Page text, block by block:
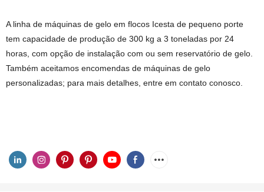
A linha de máquinas de gelo em flocos Icesta de pequeno porte
tem capacidade de produção de 300 kg a 3 toneladas por 24
horas, com opção de instalação com ou sem reservatório de gelo.
Também aceitamos encomendas de máquinas de gelo
personalizadas; para mais detalhes, entre em contato conosco.